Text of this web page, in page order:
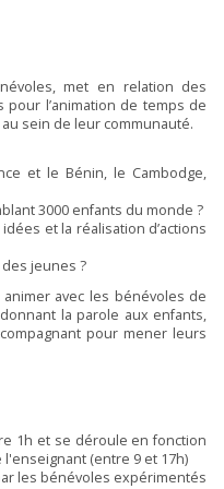
met en relation des
l’animation de temps de
sein de leur communauté.
et le Bénin, le Cambodge,
3000 enfants du monde ?
et la réalisation d’actions
jeunes ?
avec les bénévoles de
la parole aux enfants,
pour mener leurs
1h et se déroule en fonction
(entre 9 et 17h)
les bénévoles expérimentés